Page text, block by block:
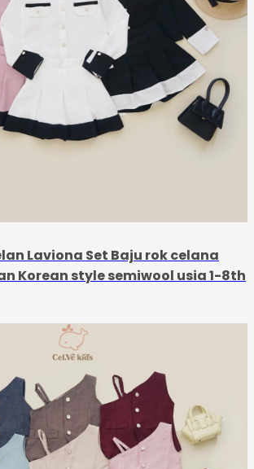
Laviona Set Baju rok celana
Korean style semiwool usia 1-8th